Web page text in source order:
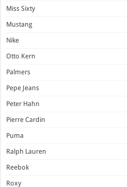
Miss Sixty
Mustang
Nike
Otto Kern
Palmers
Pepe Jeans
Peter Hahn
Pierre Cardin
Puma
Ralph Lauren
Reebok
Roxy